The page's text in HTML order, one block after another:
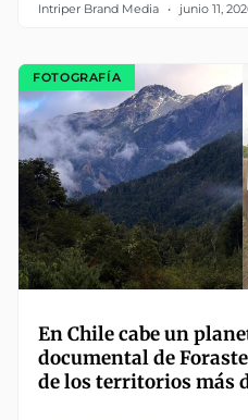
Intriper Brand Media junio 11,
FOTOGRAFÍA
En Chile cabe un
documental de
de los territorios más